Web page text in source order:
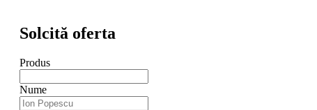
Solcită oferta
Produs
Nume